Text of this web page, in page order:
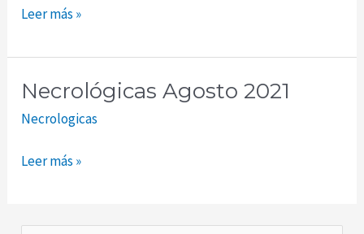
Leer más »
Necrológicas Agosto 2021
Necrologicas
Necrológicas
Agosto
Leer más »